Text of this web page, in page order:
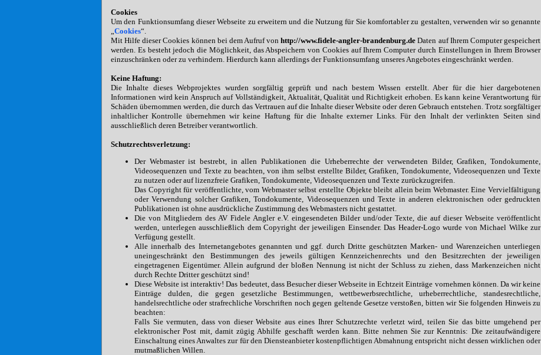
Cookies
Um den Funktionsumfang dieser Webseite zu erweitern und die Nutzung für Sie komfortabler zu gestalten, verwenden wir so genannte
„Cookies“.
Mit Hilfe dieser Cookies können bei dem Aufruf vonhttp://www.fidele-angler-brandenburg.de Daten auf Ihrem Computer gespeichert
werden. Es besteht jedoch die Möglichkeit, das Abspeichern von Cookies auf Ihrem Computer durch Einstellungen in Ihrem Browser
einzuschränken oder zu verhindern. Hierdurch kann allerdings der Funktionsumfang unseres Angebotes eingeschränkt werden.
Keine Haftung:
Die Inhalte dieses Webprojektes wurden sorgfältig geprüft und nach bestem Wissen erstellt. Aber für die hier dargebotenen
Informationen wird kein Anspruch auf Vollständigkeit, Aktualität, Qualität und Richtigkeit erhoben. Es kann keine Verantwortung für
Schäden übernommen werden, die durch das Vertrauen auf die Inhalte dieser Website oder deren Gebrauch entstehen. Trotz sorgfältiger
inhaltlicher Kontrolle übernehmen wir keine Haftung für die Inhalte externer Links. Für den Inhalt der verlinkten Seiten sind
ausschließlich deren Betreiber verantwortlich.
Schutzrechtsverletzung:
Der Webmaster ist bestrebt, in allen Publikationen die Urheberrechte der verwendeten Bilder, Grafiken, Tondokumente,
Videosequenzen und Texte zu beachten, von ihm selbst erstellte Bilder, Grafiken, Tondokumente, Videosequenzen und Texte
zu nutzen oder auf lizenzfreie Grafiken, Tondokumente, Videosequenzen und Texte zurückzugreifen.
Das Copyright für veröffentlichte, vom Webmaster selbst erstellte Objekte bleibt allein beim Webmaster. Eine Vervielfältigung
oder Verwendung solcher Grafiken, Tondokumente, Videosequenzen und Texte in anderen elektronischen oder gedruckten
Publikationen ist ohne ausdrückliche Zustimmung des Webmasters nicht gestattet.
Die von Mitgliedern des AV Fidele Angler e.V. eingesendeten Bilder und/oder Texte, die auf dieser Webseite veröffentlicht
werden, unterlegen ausschließlich dem Copyright der jeweiligen Einsender. Das Header-Logo wurde von Michael Wilke zur
Verfügung gestellt.
Alle innerhalb des Internetangebotes genannten und ggf. durch Dritte geschützten Marken- und Warenzeichen unterliegen
uneingeschränkt den Bestimmungen des jeweils gültigen Kennzeichenrechts und den Besitzrechten der jeweiligen
eingetragenen Eigentümer. Allein aufgrund der bloßen Nennung ist nicht der Schluss zu ziehen, dass Markenzeichen nicht
durch Rechte Dritter geschützt sind!
Diese Website ist interaktiv! Das bedeutet, dass Besucher dieser Webseite in Echtzeit Einträge vornehmen können. Da wir keine
Einträge dulden, die gegen gesetzliche Bestimmungen, wettbewerbsrechtliche, urheberrechtliche, standesrechtliche,
handelsrechtliche oder strafrechliche Vorschriften noch gegen geltende Gesetze verstoßen, bitten wir Sie folgenden Hinweis zu
beachten:
Falls Sie vermuten, dass von dieser Website aus eines Ihrer Schutzrechte verletzt wird, teilen Sie das bitte umgehend per
elektronischer Post mit, damit zügig Abhilfe geschafft werden kann. Bitte nehmen Sie zur Kenntnis: Die zeitaufwändigere
Einschaltung eines Anwaltes zur für den Diensteanbieter kostenpflichtigen Abmahnung entspricht nicht dessen wirklichen oder
mutmaßlichen Willen.